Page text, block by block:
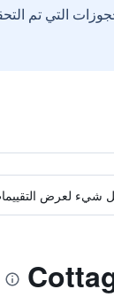
التي تم
شيء لعرض